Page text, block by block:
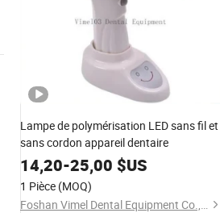
Lampe de polymérisation LED sans fil et
sans cordon appareil dentaire
14,20-25,00 $US
1 Pièce (MOQ)
Foshan Vimel Dental Equipment Co., Ltd.